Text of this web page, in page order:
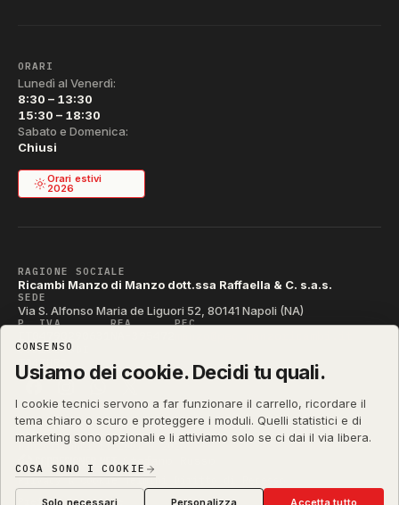
ORARI
Lunedì al Venerdì:
8:30 – 13:30
15:30 – 18:30
Sabato e Domenica:
Chiusi
Orari estivi
2026
RAGIONE SOCIALE
Ricambi Manzo di Manzo dott.ssa Raffaella & C. s.a.s.
SEDE
Via S. Alfonso Maria de Liguori 52, 80141 Napoli (NA)
P. IVA REA PEC
CODICE SDI
T04ZHR3
manzoricambi.it© 2001 – 2026
Privacy & Cookie·Termini
Preferenze cookie
CONSENSO
Usiamo dei cookie. Decidi tu quali.
I cookie tecnici servono a far funzionare il carrello, ricordare il
tema chiaro o scuro e proteggere i moduli. Quelli statistici e di
marketing sono opzionali e li attiviamo solo se ci dai il via libera.
COSA SONO I COOKIE
Solo necessari Personalizza Accetta tutto